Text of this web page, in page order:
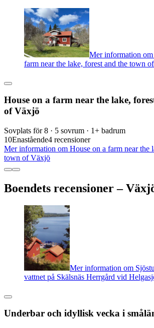
Mer information om
farm near the lake, forest and the town
House on a farm near the lake,
of Växjö
Sovplats för 8 · 5 sovrum · 1+ badrum
10Enastående4 recensioner
Mer information om House on a farm near the
town of Växjö
Boendets recensioner –
Mer information om
vattnet på Skälsnäs Herrgård vid
Underbar och idyllisk vecka i